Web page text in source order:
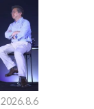
2026.8.6